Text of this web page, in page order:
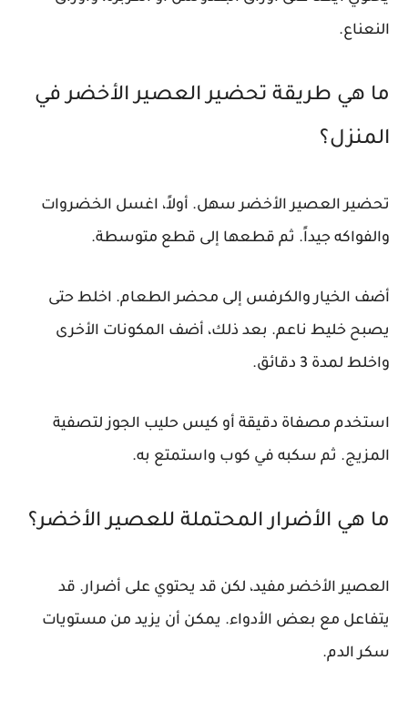
النعناع.
ما هي طريقة تحضير العصير الأخضر في
المنزل؟
تحضير العصير الأخضر سهل. أولاً، اغسل الخضروات
والفواكه جيداً. ثم قطعها إلى قطع متوسطة.
أضف الخيار والكرفس إلى محضر الطعام. اخلط حتى
يصبح خليط ناعم. بعد ذلك، أضف المكونات الأخرى
واخلط لمدة 3 دقائق.
استخدم مصفاة دقيقة أو كيس حليب الجوز لتصفية
المزيج. ثم سكبه في كوب واستمتع به.
ما هي الأضرار المحتملة للعصير الأخضر؟
العصير الأخضر مفيد، لكن قد يحتوي على أضرار. قد
يتفاعل مع بعض الأدواء. يمكن أن يزيد من مستويات
سكر الدم.